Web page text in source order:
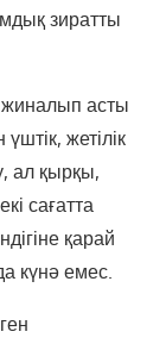
зиратты
жиналып асты
жетілік
ал қырқы,
сағатта
қарай
күнә емес.